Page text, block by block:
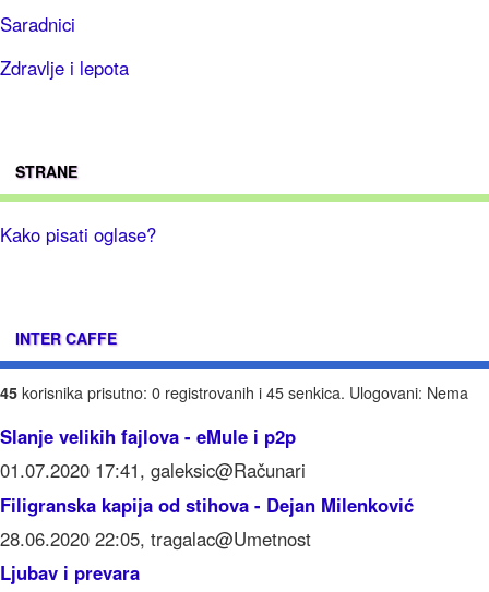
Saradnici
Zdravlje i lepota
STRANE
Kako pisati oglase?
INTER CAFFE
45 korisnika prisutno: 0 registrovanih i 45 senkica. Ulogovani: Nema
Slanje velikih fajlova - eMule i p2p
01.07.2020 17:41, galeksic@Računari
Filigranska kapija od stihova - Dejan Milenković
28.06.2020 22:05, tragalac@Umetnost
Ljubav i prevara